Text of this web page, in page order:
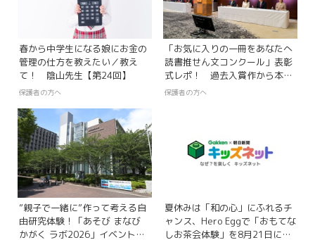
春から中学生になる娘にお金の
管理の仕方を教えたい／教え
て！ 陰山先生【第24回】
保護者の方へ
「お気に入りの一冊をあなたへ
読書推せん文コンクール」表彰
式レポ！ 過去入賞作から本を
探せるライブラリー機能も登場
保護者の方へ
”親子で一緒に”作って考える自
由研究体験！「あそび まなび
かがく ラボ2026」イベントレ
夏休みは「和の心」にふれるチ
ャンス、Hero Eggで「おもてな
しお茶会体験」を8月21日に開